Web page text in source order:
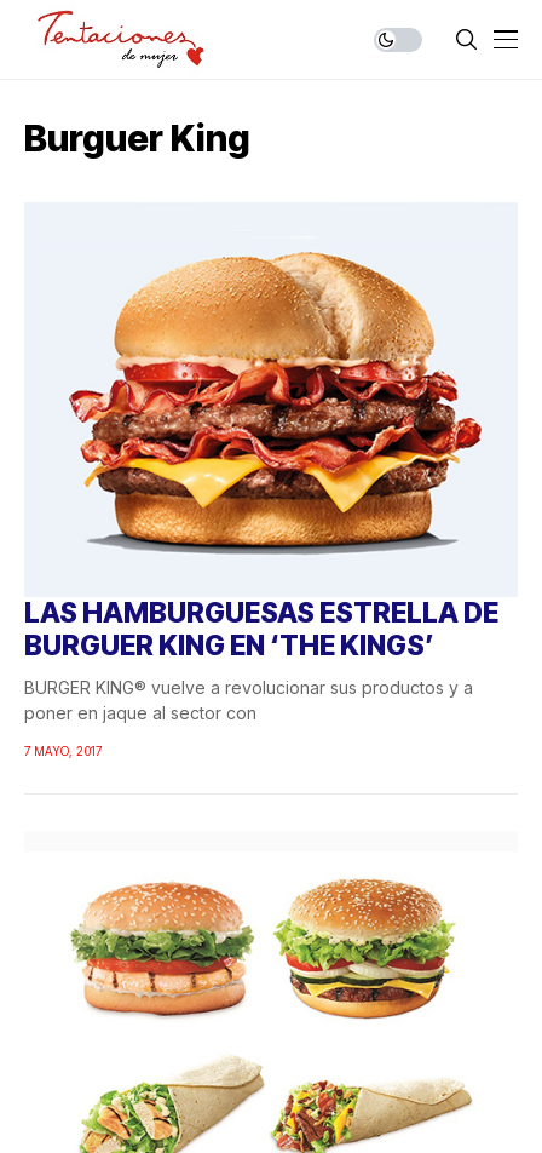
Burguer King
LAS HAMBURGUESAS ESTRELLA DE
BURGUER KING EN ‘THE KINGS’
BURGER KING® vuelve a revolucionar sus productos y a
poner en jaque al sector con
7 MAYO, 2017